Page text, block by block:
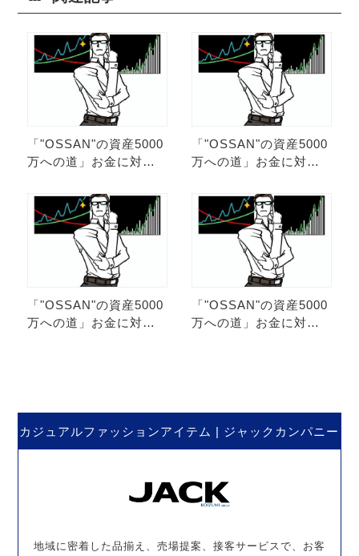
「"OSSAN"の資産5000
万への道」お金に対す
弾。
「"OSSAN"の資産5000
万への道」お金に対す
弾。
「"OSSAN"の資産5000
万への道」お金に対す
「"OSSAN"の資産5000
万への道」お金に対す
カジュアルファッションアイテム | ジャックカンパニー
地域に密着した品揃え、売場提案、接客サービスで、お客